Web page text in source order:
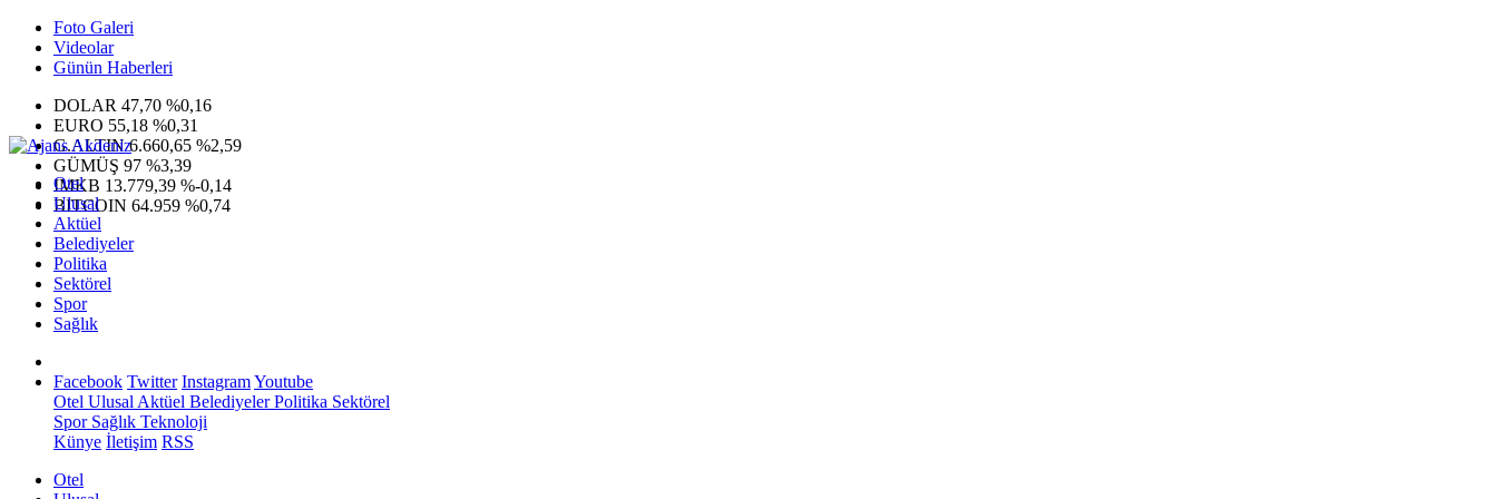
Foto Galeri
Videolar
Günün Haberleri
DOLAR 47,70 %0,16
EURO 55,18 %0,31
G.ALTIN6.660,65 %2,59
GÜMÜŞ 97 %3,39
IMKB 13.779,39 %-0,14
BITCOIN 64.959 %0,74
Otel
Ulusal
Aktüel
Belediyeler
Politika
Sektörel
Spor
Sağlık
Facebook Twitter InstagramYoutube
Otel Ulusal Aktüel BelediyelerPolitika Sektörel
SporSağlık Teknoloji
Künye İletişim RSS
Otel